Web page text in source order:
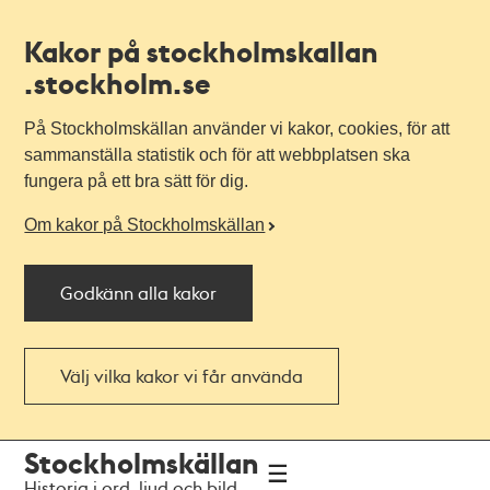
Kakor på stockholmskallan
.stockholm.se
På Stockholmskällan använder vi kakor, cookies, för att
sammanställa statistik och för att webbplatsen ska
fungera på ett bra sätt för dig.
Om kakor på Stockholmskällan
Godkänn alla kakor
Välj vilka kakor vi får använda
navigationen
huvudinnehållet
Stockholmskällan